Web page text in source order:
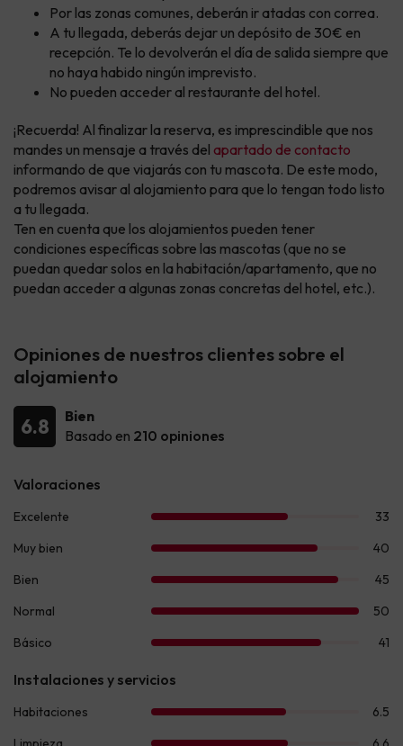
Por las zonas comunes, deberán ir atadas con correa.
A tu llegada, deberás dejar un depósito de 30€ en
recepción. Te lo devolverán el día de salida siempre que
no haya habido ningún imprevisto.
No pueden acceder al restaurante del hotel.
¡Recuerda! Al finalizar la reserva, es imprescindible que nos
mandes un mensaje a través del apartado de contacto
informando de que viajarás con tu mascota. De este modo,
podremos avisar al alojamiento para que lo tengan todo listo
a tu llegada.
Ten en cuenta que los alojamientos pueden tener
condiciones específicas sobre las mascotas (que no se
puedan quedar solos en la habitación/apartamento, que no
puedan acceder a algunas zonas concretas del hotel, etc.).
Opiniones de nuestros clientes sobre el
alojamiento
6.8
Bien
Basado en 210 opiniones